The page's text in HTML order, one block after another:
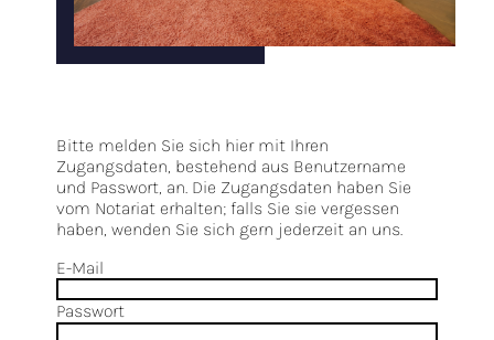
Bitte melden Sie sich hier mit Ihren
Zugangsdaten, bestehend aus Benutzername
und Passwort, an. Die Zugangsdaten haben Sie
vom Notariat erhalten; falls Sie sie vergessen
haben, wenden Sie sich gern jederzeit an uns.
E-Mail
Passwort